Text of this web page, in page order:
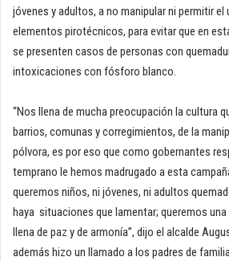
jóvenes y adultos, a no manipular ni permitir el
elementos pirotécnicos, para evitar que en
se presenten casos de personas con
intoxicaciones con fósforo blanco.
“Nos llena de mucha preocupación la cultura
barrios, comunas y corregimientos, de la
pólvora, es por eso que como gobernantes
temprano le hemos madrugado a esta
queremos niños, ni jóvenes, ni adultos
haya situaciones que lamentar; queremos
llena de paz y de armonía”, dijo el alcalde
además hizo un llamado a los padres de